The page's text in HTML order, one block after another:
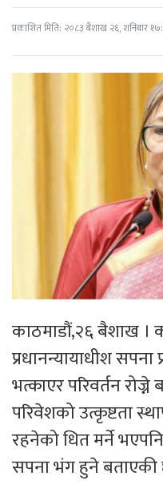
प्रकाशित मिति: २०८३ बैशाख २६, शनिबार
काठमाडौं,२६ बैशाख
प्रधानन्यायाधीश
भत्काएर परिवर्तन
परिवेशको उत्कृष्टता
रहनेको धित मर्ने
सपना भंग हुने बताएकी